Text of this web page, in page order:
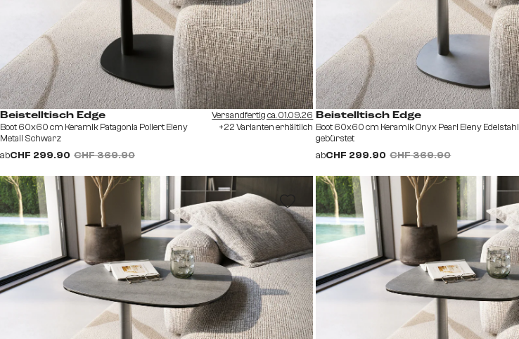
Beistelltisch Edge
Boot 60x60 cm Keramik Patagonia Poliert Eleny
Metall Schwarz
abCHF 299.90 CHF 369.90
Versandfertig ca. 01.09.26
+22 Varianten erhältlich
Beistelltisch Edge
Boot 60x60 cm Keramik Onyx Pearl Eleny Edelstahl
gebürstet
abCHF 299.90 CHF 369.90